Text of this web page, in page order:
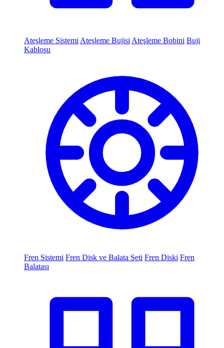
Ateşleme Sistemi Ateşleme Bujisi Ateşleme Bobini Buji
Kablosu
Fren Sistemi Fren Disk ve Balata Seti Fren Diski Fren
Balatası